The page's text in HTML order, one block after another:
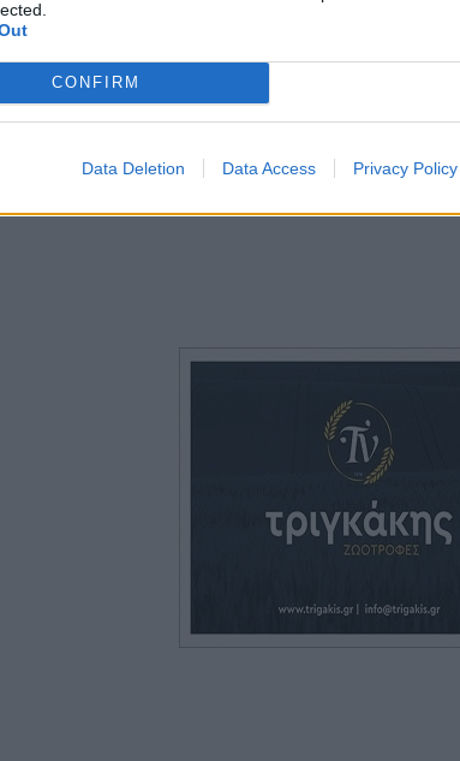
CONFIRM
Data Deletion Data Access Privacy Policy